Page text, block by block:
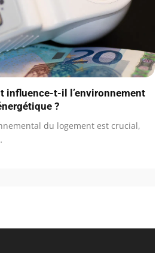
influence-t-il l’environnement
?
du logement est crucial,